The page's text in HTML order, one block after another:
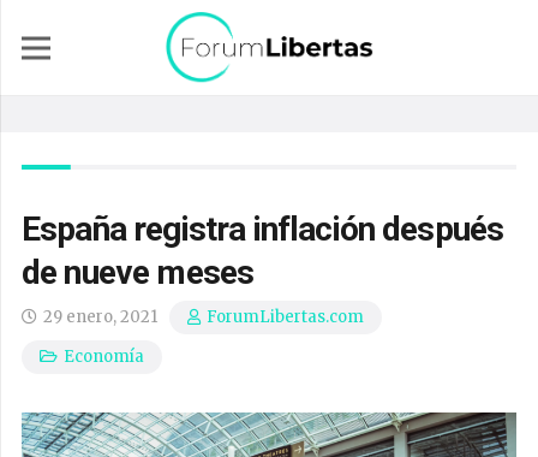
España registra inflación después
de nueve meses
29 enero, 2021
ForumLibertas.com
Economía